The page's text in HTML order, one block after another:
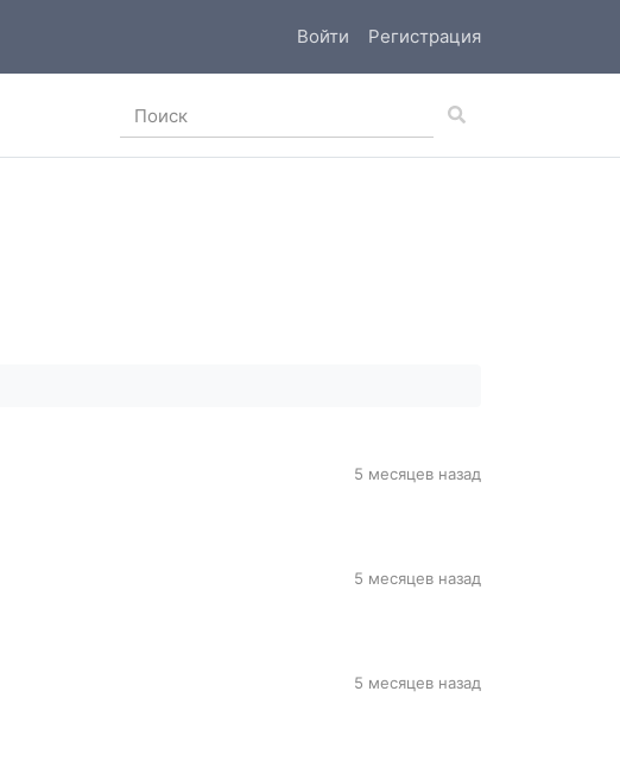
Войти Регистрация
5 месяцев назад
5 месяцев назад
5 месяцев назад